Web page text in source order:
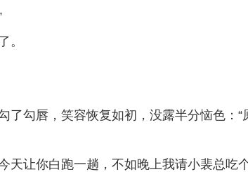
。
了勾唇，笑容恢复如初，没露半分恼色：“
天让你白跑一趟，不如晚上我请小裴总吃